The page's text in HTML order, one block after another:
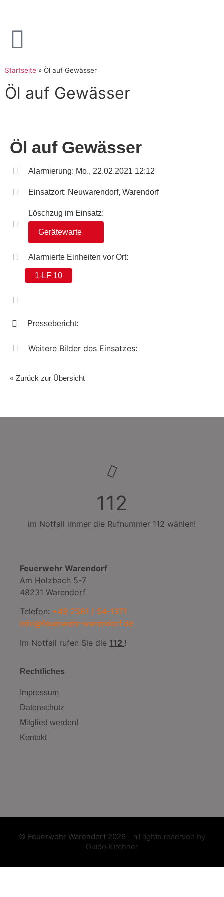
Startseite » Öl auf Gewässer
Öl auf Gewässer
Öl auf Gewässer
Alarmierung: Mo., 22.02.2021 12:12
Einsatzort: Neuwarendorf, Warendorf
Löschzug im Einsatz:
Gerätewarte
Alarmierte Einheiten vor Ort:
1-LF 10
Pressebericht:
Weitere Bilder des Einsatzes:
« Zurück zur Übersicht
112
im Notfall immer die Rufnummer 112 wählen!
Feuerwehr Warendorf
Am Holzbach 5-7
48231 Warendorf
Telefon: +49 2581 / 54-1371
info@feuerwehr-warendorf.de
Im Notfall rufen Sie die 112 !
Rechtliches
Impressum
Datenschutz
Mitglied werden!
Kontakt
© Feuerwehr Warendorf 2026 - all rights reserved by
Guido Kirchner